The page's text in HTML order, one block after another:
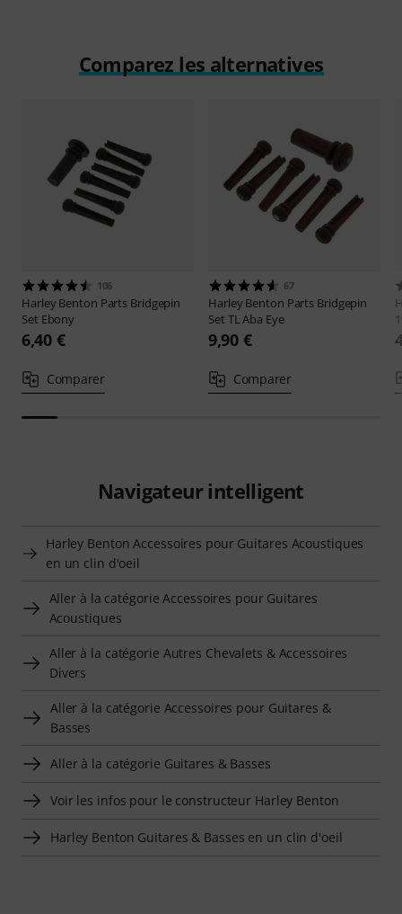
Comparez les alternatives
106
Harley Benton Parts Bridgepin
Set Ebony
6,40 €
Comparer
67
Harley Benton Parts Bridgepin
Set TL Aba Eye
9,90 €
Comparer
Navigateur intelligent
Harley Benton Accessoires pour Guitares Acoustiques
en un clin d'oeil
Aller à la catégorie Accessoires pour Guitares
Acoustiques
Aller à la catégorie Autres Chevalets & Accessoires
Divers
Aller à la catégorie Accessoires pour Guitares &
Basses
Aller à la catégorie Guitares & Basses
Voir les infos pour le constructeur Harley Benton
Harley Benton Guitares & Basses en un clin d'oeil